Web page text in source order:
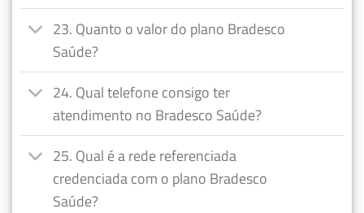
23. Quanto o valor do plano Bradesco
Saúde?
24. Qual telefone consigo ter
atendimento no Bradesco Saúde?
25. Qual é a rede referenciada
credenciada com o plano Bradesco
Saúde?